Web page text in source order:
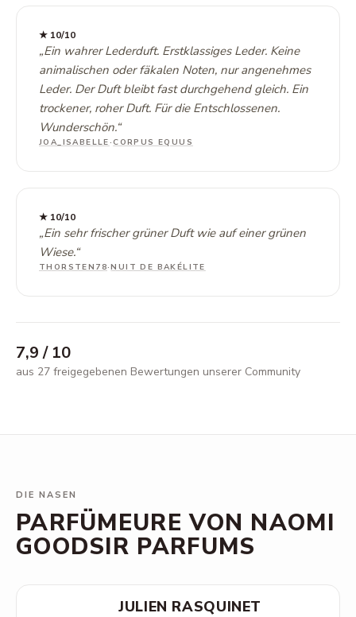
★ 10/10
„Ein wahrer Lederduft. Erstklassiges Leder. Keine
animalischen oder fäkalen Noten, nur angenehmes
Leder. Der Duft bleibt fast durchgehend gleich. Ein
trockener, roher Duft. Für die Entschlossenen.
Wunderschön.“
JOA_ISABELLE·CORPUS EQUUS
★ 10/10
„Ein sehr frischer grüner Duft wie auf einer grünen
Wiese.“
THORSTEN78·NUIT DE BAKÉLITE
7,9/ 10
aus 27 freigegebenen Bewertungen unserer Community
DIE NASEN
PARFÜMEURE VON NAOMI
GOODSIR PARFUMS
JULIEN RASQUINET